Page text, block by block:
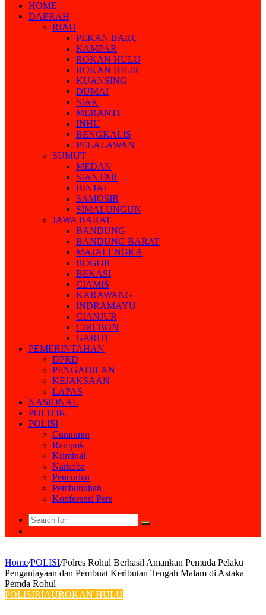
HOME
DAERAH
RIAU
PEKAN BARU
KAMPAR
ROKAN HULU
ROKAN HILIR
KUANSING
DUMAI
SIAK
MERANTI
INHU
BENGKALIS
PELALAWAN
SUMUT
MEDAN
SIANTAR
BINJAI
SAMOSIR
SIMALUNGUN
JAWA BARAT
BANDUNG
BANDUNG BARAT
MAJALENGKA
BOGOR
BEKASI
CIAMIS
KARAWANG
INDRAMAYU
CIANJUR
CIREBON
GARUT
PEMERINTAHAN
DPRD
PENGADILAN
KEJAKSAAN
LAPAS
NASIONAL
POLITIK
POLISI
Curanmor
Rampok
Kriminal
Narkoba
Pencurian
Pembunuhan
Konferensi Pers
Search
for
Home/POLISI/Polres Rohul Berhasil Amankan Pemuda Pelaku
Penganiayaan dan Pembuat Keributan Tengah Malam di Astaka
Pemda Rohul
POLISIRIAUROKAN HULU